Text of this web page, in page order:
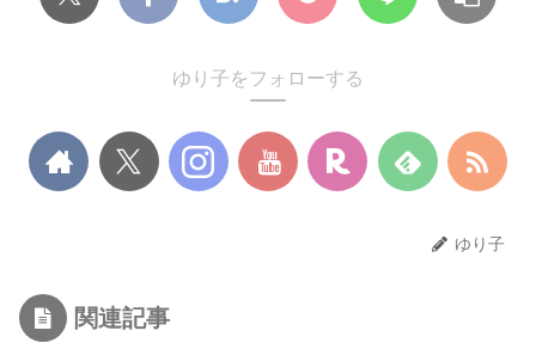
ゆり子をフォローする
ゆり子
関連記事